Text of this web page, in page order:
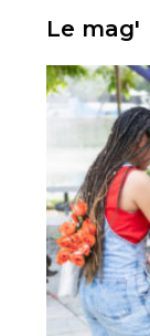
Le mag'